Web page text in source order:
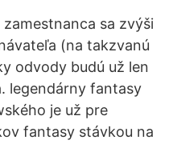
sa zvýši
(na takzvanú
odvody budú už len
legendárny fantasy
je už pre
fantasy stávkou na